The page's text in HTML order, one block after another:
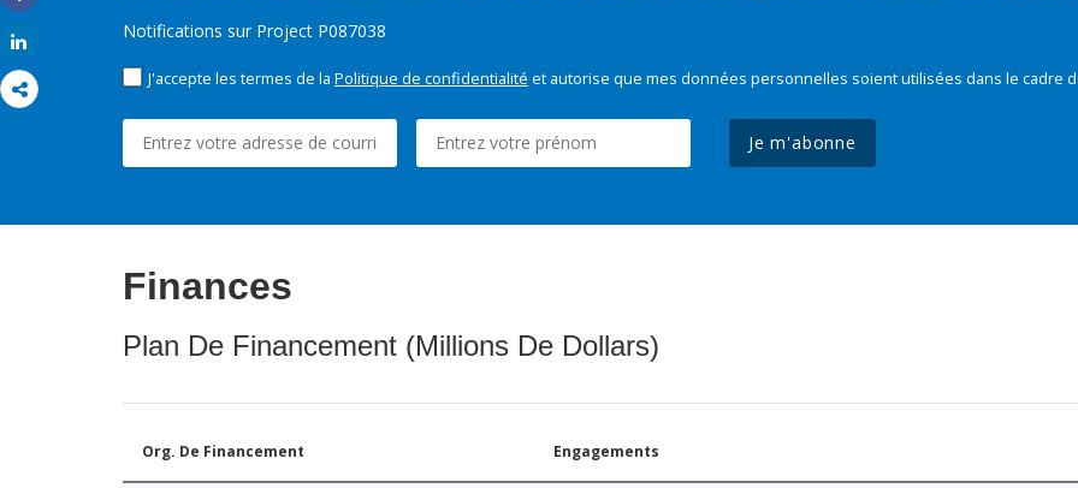
Share
Notifications sur Project P087038
J'accepte les termes de la Politique de confidentialité et autorise que mes données personnelles soient utilisées dans le cadre
Je m'abonne
Finances
Plan De Financement (Millions De Dollars)
Org. De Financement Engagements